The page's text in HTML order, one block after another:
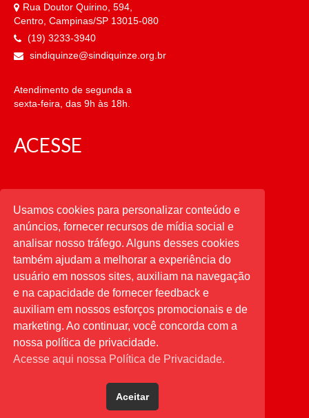
Rua Doutor Quirino, 594,
Centro, Campinas/SP 13015-080
(19) 3233-3940
sindiquinze@sindiquinze.org.br
Atendimento de segunda a
sexta-feira, das 9h às 18h.
ACESSE
CATEGORIAS
CATEGORIAS
PESQUISAR
Buscar
por:
Direta Sistemas Designed by Freepik
Usamos cookies para personalizar conteúdo e
anúncios, fornecer recursos de mídia social e
analisar nosso tráfego. Alguns desses cookies
também ajudam a melhorar a experiência do
usuário em nossos sites, auxiliam na navegação
e na capacidade de fornecer feedback e
auxiliam em nossos esforços promocionais e de
marketing. Ao continuar, você concorda com a
nossa política de privacidade.
Acesse aqui nossa Política de Privacidade.
Aceitar